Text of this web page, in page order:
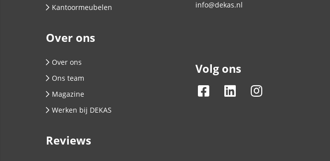
Kantoormeubelen
Over ons
Over ons
Ons team
Magazine
Werken bij DEKAS
Reviews
info@dekas.nl
Volg ons